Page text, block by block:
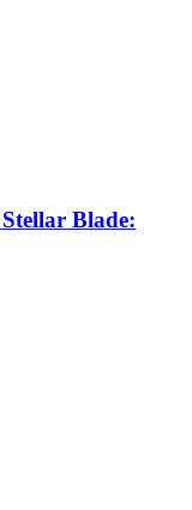
Blade: